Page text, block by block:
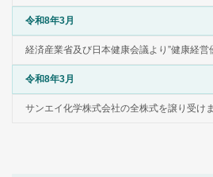
令和8年3月
経済産業省及び日本健康会議より”健康経営
令和8年3月
サンエイ化学株式会社の全株式を譲り受け